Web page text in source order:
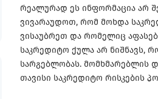
რეალურად ეს ინფორმაცია არ
ვივარაუდოთ, რომ მოხდა
ვისაუბრეთ და რომელიც
საკრედიტო ქულა არ ნიშნავს,
სარგებლობას. მომხმარებლის
თავისი საკრედიტო რისკების